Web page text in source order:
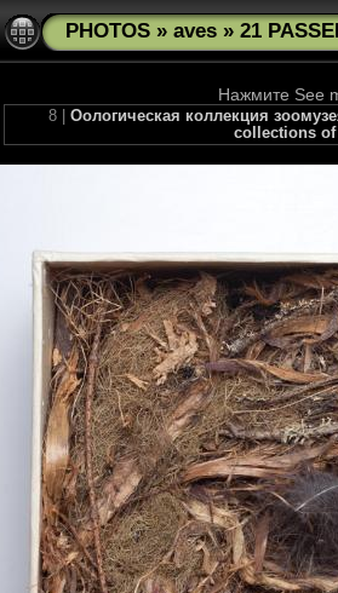
PHOTOS » aves » 21
Нажмите See
8 | Оологическая коллекция
collections of